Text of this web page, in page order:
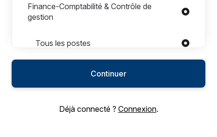
Finance-Comptabilité & Contrôle de
gestion
Postes dans Finance-Comptabilité & Contrôle de gestion
Tous les postes
Contrôle de gestion
Finance-Comptabilité
Continuer
Déjà connecté ? Connexion.